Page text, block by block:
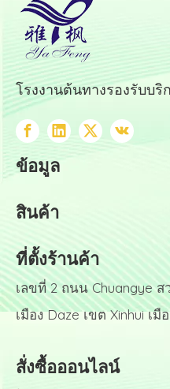
โรงงานต้นทางรองรับบริ
ข้อมูล
สินค้า
ที่ตั้งร้านค้า
เลขที่ 2 ถนน Chuangye
เมือง Daze เขต Xinhui เมื
สั่งซื้อออนไลน์